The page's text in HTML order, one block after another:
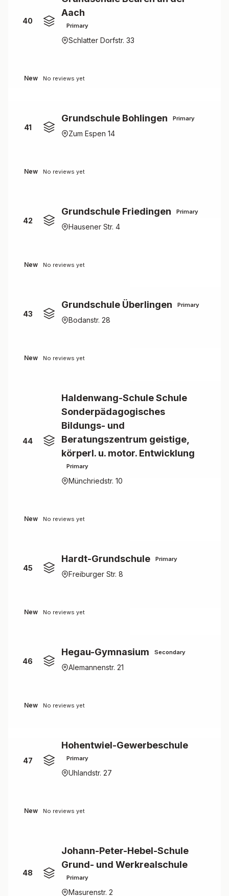
40
Aach
Primary
Schlatter Dorfstr. 33
New No reviews yet
41
Grundschule Bohlingen Primary
Zum Espen 14
New No reviews yet
42
Grundschule Friedingen Primary
Hausener Str. 4
New No reviews yet
43
Grundschule Überlingen Primary
Bodanstr. 28
New No reviews yet
44
Haldenwang-Schule Schule
Sonderpädagogisches
Bildungs- und
Beratungszentrum geistige,
körperl. u. motor. Entwicklung
Primary
Münchriedstr. 10
New No reviews yet
45
Hardt-Grundschule Primary
Freiburger Str. 8
New No reviews yet
46
Hegau-Gymnasium Secondary
Alemannenstr. 21
New No reviews yet
47
Hohentwiel-Gewerbeschule
Primary
Uhlandstr. 27
New No reviews yet
48
Johann-Peter-Hebel-Schule
Grund- und Werkrealschule
Primary
Masurenstr. 2